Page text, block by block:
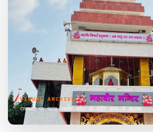
VISUAL ARCHIVE
रामनवमी पर पटना महावीर मंदिर के दर्शन समय में बदलाव